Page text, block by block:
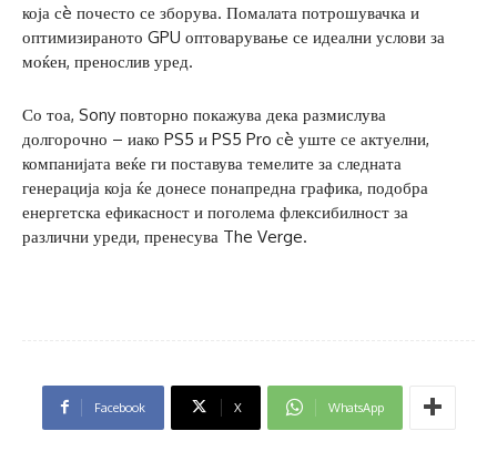
која сè почесто се зборува. Помалата потрошувачка и
оптимизираното GPU оптоварување се идеални услови за
моќен, пренослив уред.
Со тоа, Sony повторно покажува дека размислува
долгорочно – иако PS5 и PS5 Pro сè уште се актуелни,
компанијата веќе ги поставува темелите за следната
генерација која ќе донесе понапредна графика, подобра
енергетска ефикасност и поголема флексибилност за
различни уреди, пренесува The Verge.
Facebook X WhatsApp